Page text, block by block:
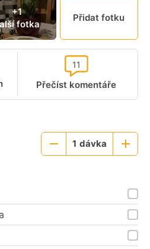
+1
fotka
Přidat fotku
Přečíst komentáře
11
Menší
1 dávka
Větší